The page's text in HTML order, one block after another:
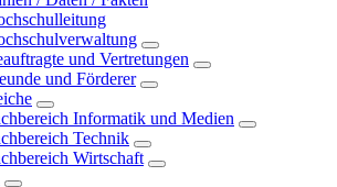
und Vertretungen
und Förderer
Informatik und Medien
Technik
Wirtschaft